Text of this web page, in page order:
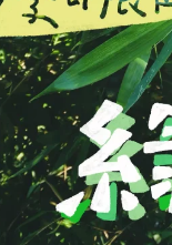
（ám-
※米
洗米水
有外